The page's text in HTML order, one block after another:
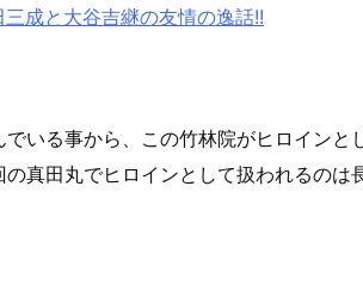
成と大谷吉継の友情の逸話!!
いる事から、この竹林院がヒロインと
真田丸でヒロインとして扱われるのは